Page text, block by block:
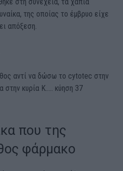
της οποίας το έμβρυο είχε
απόξεση.
αντί να δώσω το cytotec στην
στην κυρία Κ….. κύηση 37
που της
φάρμακο